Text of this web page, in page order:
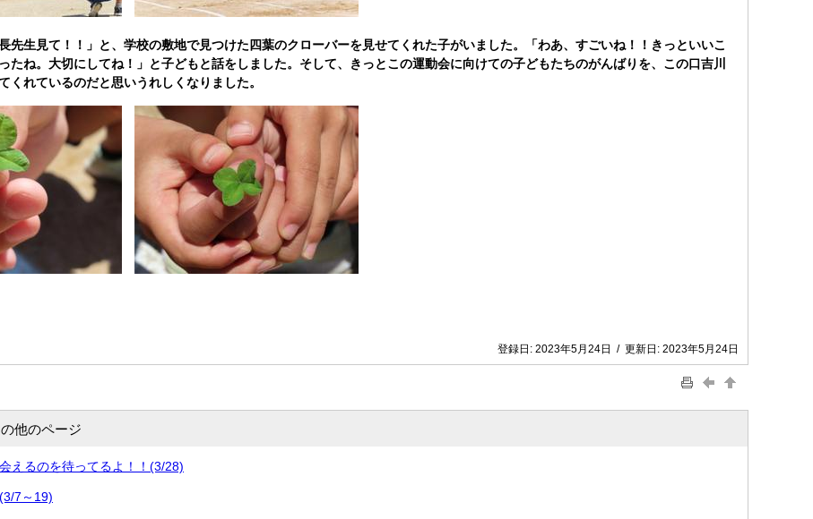
先生見て！！」と、学校の敷地で見つけた四葉のクローバーを見せてくれた子がいました。「わあ、すごいね！！きっといいこ
たね。大切にしてね！」と子どもと話をしました。そして、きっとこの運動会に向けての子どもたちのがんばりを、この口吉川
くれているのだと思いうれしくなりました。
登録日: 2023年5月24日 / 更新日: 2023年5月24日
他のページ
えるのを待ってるよ！！(3/28)
7～19)